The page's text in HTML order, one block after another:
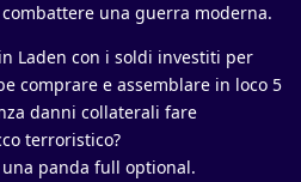
una guerra moderna.
Laden con i soldi investiti per
comprare e assemblare in loco 5
danni collaterali fare
terroristico?
panda full optional.